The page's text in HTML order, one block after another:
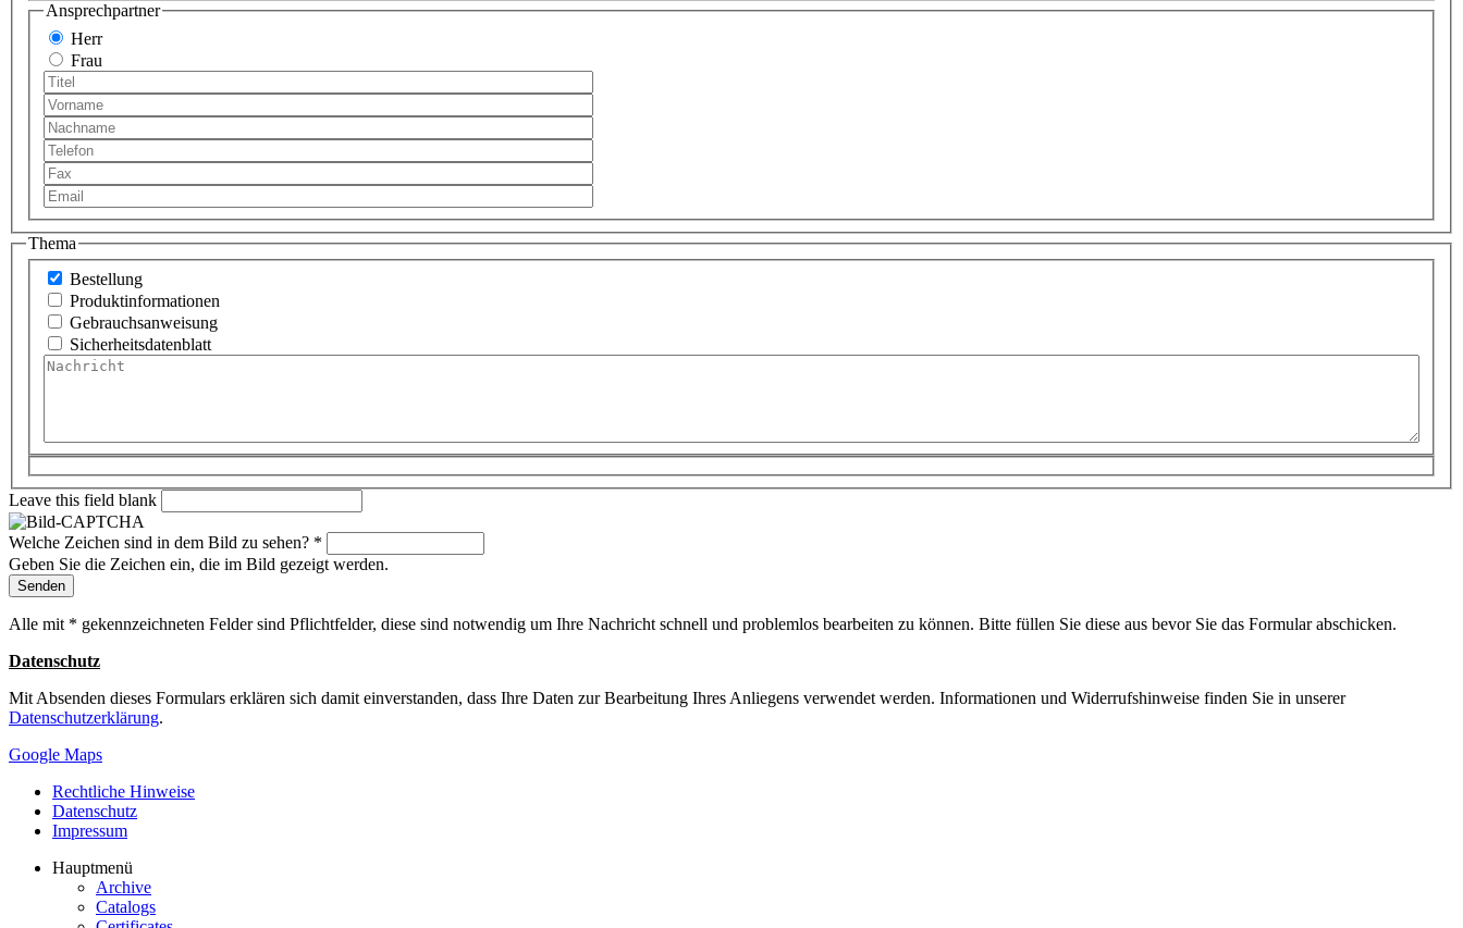
Ansprechpartner
Geschlecht
Herr
Frau
Titel
Vorname
Nachname
Telefon
Fax
Email
Thema
Thema*
Bestellung
Produktinformationen
Gebrauchsanweisung
Sicherheitsdatenblatt
Nachricht*
Leave this field blank
Welche Zeichen sind in dem Bild zu sehen? *
Geben Sie die Zeichen ein, die im Bild gezeigt werden.
Alle mit * gekennzeichneten Felder sind Pflichtfelder, diese sind notwendig um Ihre Nachricht schnell und problemlos bearbeiten zu können. Bitte füllen Sie diese aus bevor Sie das Formular abschicken.
Datenschutz
Mit Absenden dieses Formulars erklären sich damit einverstanden, dass Ihre Daten zur Bearbeitung Ihres Anliegens verwendet werden. Informationen und Widerrufshinweise finden Sie in unserer
Datenschutzerklärung.
Google Maps
Rechtliche Hinweise
Datenschutz
Impressum
Hauptmenü
Archive
Catalogs